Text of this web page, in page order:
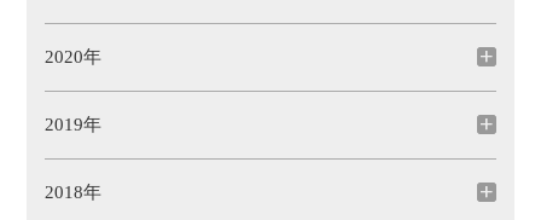
2020年
2019年
2018年